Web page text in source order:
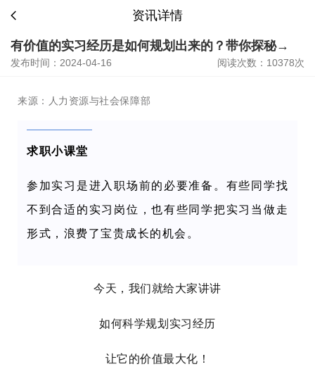
资讯详情
有价值的实习经历是如何规划出来的？带你探秘→
发布时间：2024-04-16 阅读次数：10378次
来源：人力资源与社会保障部
求职小课堂
参加实习是进入职场前的必要准备。有些同学找
不到合适的实习岗位，也有些同学把实习当做走
形式，浪费了宝贵成长的机会。
今天，我们就给大家讲讲
如何科学规划实习经历
让它的价值最大化！